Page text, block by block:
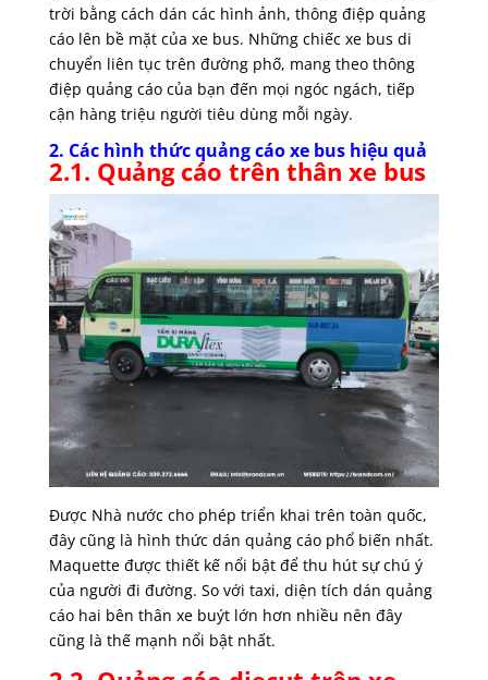
trời bằng cách dán các hình ảnh, thông điệp quảng
cáo lên bề mặt của xe bus. Những chiếc xe bus di
chuyển liên tục trên đường phố, mang theo thông
điệp quảng cáo của bạn đến mọi ngóc ngách, tiếp
cận hàng triệu người tiêu dùng mỗi ngày.
2. Các hình thức quảng cáo xe bus hiệu quả
2.1. Quảng cáo trên thân xe bus
Được Nhà nước cho phép triển khai trên toàn quốc,
đây cũng là hình thức dán quảng cáo phổ biến nhất.
Maquette được thiết kế nổi bật để thu hút sự chú ý
của người đi đường. So với taxi, diện tích dán quảng
cáo hai bên thân xe buýt lớn hơn nhiều nên đây
cũng là thế mạnh nổi bật nhất.